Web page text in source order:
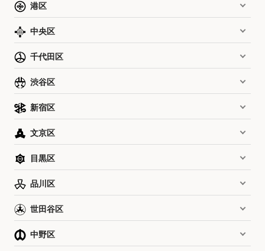
港区
中央区
千代田区
渋谷区
新宿区
文京区
目黒区
品川区
世田谷区
中野区